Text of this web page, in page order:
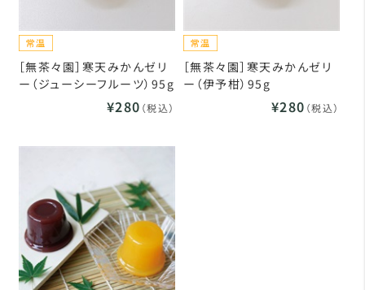
［無茶々園］寒天みかんゼリ
ー（ジューシーフルーツ）95g
¥280 （税込）
［無茶々園］寒天みかんゼリ
ー（伊予柑）95g
¥280 （税込）